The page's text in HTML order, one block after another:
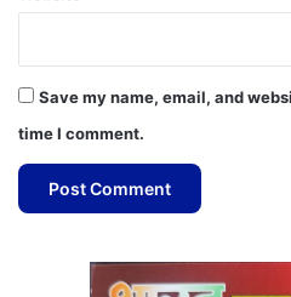
Save my name, email, and
time I comment.